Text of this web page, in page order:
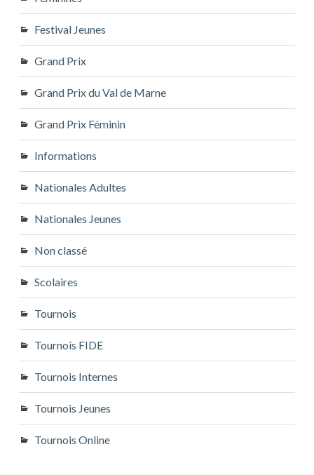
Festival Jeunes
Grand Prix
Grand Prix du Val de Marne
Grand Prix Féminin
Informations
Nationales Adultes
Nationales Jeunes
Non classé
Scolaires
Tournois
Tournois FIDE
Tournois Internes
Tournois Jeunes
Tournois Online